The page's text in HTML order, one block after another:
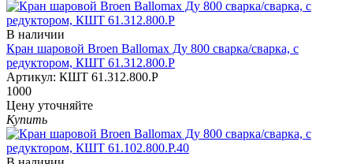
В наличии
Кран шаровой Broen Ballomax Ду 800 сварка/сварка, с
редуктором, КШТ 61.312.800.Р
Артикул: КШТ 61.312.800.Р
1000
Цену уточняйте
Купить